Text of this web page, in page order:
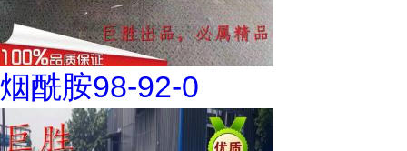
烟酰胺98-92-0